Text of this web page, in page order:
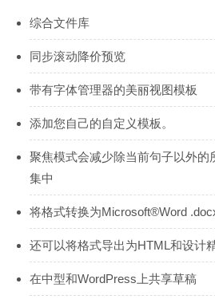
综合文件库
同步滚动降价预览
带有字体管理器的美丽视图模板
添加您自己的自定义模板。
聚焦模式会减少除当前句子以外的
集中
将格式转换为Microsoft®Word
还可以将格式导出为HTML和设计
在中型和WordPress上共享草稿